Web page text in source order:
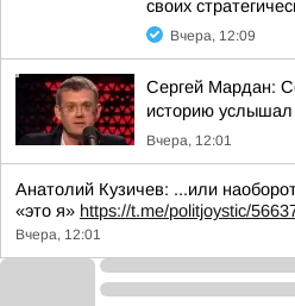
своих
Вчера, 12:09
Сергей Мардан:
историю услышал
Вчера, 12:01
Анатолий Кузичев: ...или
«это я» https://t.me/politjoystic/
Вчера, 12:01